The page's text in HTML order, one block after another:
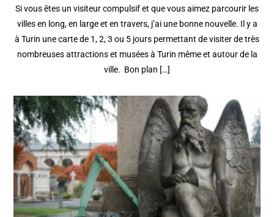
Si vous êtes un visiteur compulsif et que vous aimez parcourir les
villes en long, en large et en travers, j’ai une bonne nouvelle. Il y a
à Turin une carte de 1, 2, 3 ou 5 jours permettant de visiter de très
nombreuses attractions et musées à Turin même et autour de la
ville. Bon plan […]